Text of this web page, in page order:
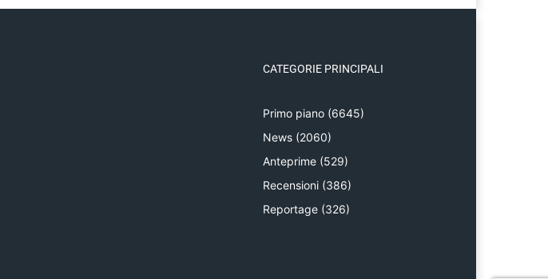
CATEGORIE PRINCIPALI
Primo piano (6645)
News (2060)
Anteprime (529)
Recensioni (386)
Reportage (326)